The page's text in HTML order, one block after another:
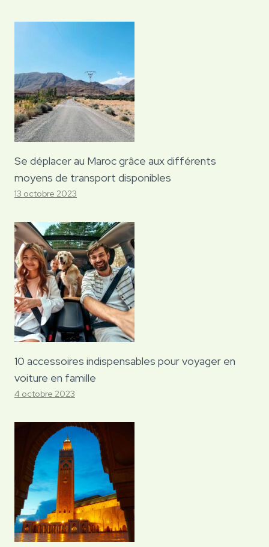
Se déplacer au Maroc grâce aux différents
moyens de transport disponibles
13 octobre 2023
10 accessoires indispensables pour voyager en
voiture en famille
4 octobre 2023